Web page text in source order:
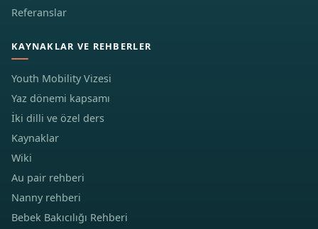
Referanslar
KAYNAKLAR VE REHBERLER
Youth Mobility Vizesi
Yaz dönemi kapsamı
İki dilli ve özel ders
Kaynaklar
Wiki
Au pair rehberi
Nanny rehberi
Bebek Bakıcılığı Rehberi